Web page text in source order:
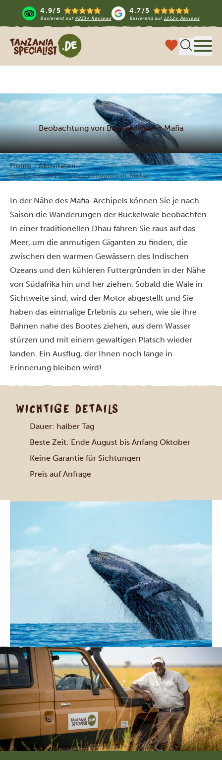
4.9/5
Basierend auf 4833+ Reviews
4.7/5
Basierend auf1252+ Reviews
Tanzania Specialist
Beobachtung von Buckelwalen in Mafia
Home
Aktivitäten
Beobachtung von Buckelwalen in Mafia
In der Nähe des Mafia-Archipels können Sie je nach
Saison die Wanderungen der Buckelwale beobachten.
In einer traditionellen Dhau fahren Sie raus auf das
Meer, um die anmutigen Giganten zu finden, die
zwischen den warmen Gewässern des Indischen
Ozeans und den kühleren Futtergründen in der Nähe
von Südafrika hin und her ziehen. Sobald die Wale in
Sichtweite sind, wird der Motor abgestellt und Sie
haben das einmalige Erlebnis zu sehen, wie sie ihre
Bahnen nahe des Bootes ziehen, aus dem Wasser
stürzen und mit einem gewaltigen Platsch wieder
landen. Ein Ausflug, der Ihnen noch lange in
Erinnerung bleiben wird!
WICHTIGE DETAILS
Dauer: halber Tag
Beste Zeit: Ende August bis Anfang Oktober
Keine Garantie für Sichtungen
Preis auf Anfrage